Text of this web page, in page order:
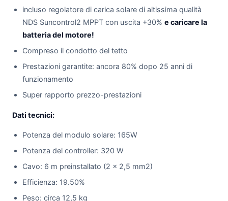
incluso regolatore di carica solare di altissima qualità
NDS Suncontrol2 MPPT con uscita +30% e caricare la
batteria del motore!
Compreso il condotto del tetto
Prestazioni garantite: ancora 80% dopo 25 anni di
funzionamento
Super rapporto prezzo-prestazioni
Dati tecnici:
Potenza del modulo solare: 165W
Potenza del controller: 320 W
Cavo: 6 m preinstallato (2 x 2,5 mm2)
Efficienza: 19.50%
Peso: circa 12,5 kg